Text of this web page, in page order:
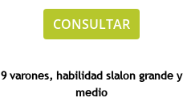
CONSULTAR
9 varones, habilidad slalon grande y
medio